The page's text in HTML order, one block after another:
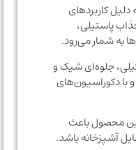
می‌رود.
جلوه‌ای شیک و
باعث
باشد.